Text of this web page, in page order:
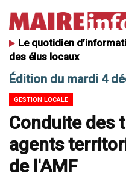
Le quotidien
des élus locaux
Édition du mardi 4
GESTION LOCALE
Conduite des
agents
de l'AMF